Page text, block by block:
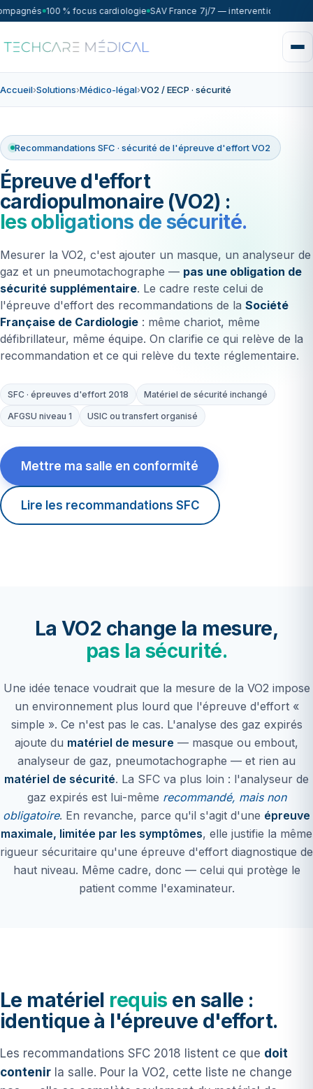
100 % focus cardiologie SAV France 7j/7 — intervention sous
Accueil›Solutions›Médico-légal›VO2 / EECP · sécurité
Recommandations SFC · sécurité de l'épreuve d'effort VO2
Épreuve d'effort
cardiopulmonaire (VO2) :
les obligations de sécurité.
Mesurer la VO2, c'est ajouter un masque, un analyseur de
gaz et un pneumotachographe — pas une obligation de
sécurité supplémentaire. Le cadre reste celui de
l'épreuve d'effort des recommandations de la Société
Française de Cardiologie : même chariot, même
défibrillateur, même équipe. On clarifie ce qui relève de la
recommandation et ce qui relève du texte réglementaire.
SFC · épreuves d'effort 2018 Matériel de sécurité inchangé
AFGSU niveau 1 USIC ou transfert organisé
Mettre ma salle en conformité
Lire les recommandations SFC
La VO2 change la mesure,
pas la sécurité.
Une idée tenace voudrait que la mesure de la VO2 impose
un environnement plus lourd que l'épreuve d'effort «
simple ». Ce n'est pas le cas. L'analyse des gaz expirés
ajoute du matériel de mesure — masque ou embout,
analyseur de gaz, pneumotachographe — et rien au
matériel de sécurité. La SFC va plus loin : l'analyseur de
gaz expirés est lui-même recommandé, mais non
obligatoire. En revanche, parce qu'il s'agit d'une épreuve
maximale, limitée par les symptômes, elle justifie la même
rigueur sécuritaire qu'une épreuve d'effort diagnostique de
haut niveau. Même cadre, donc — celui qui protège le
patient comme l'examinateur.
Le matériel requisen salle :
identique à l'épreuve d'effort.
Les recommandations SFC 2018 listent ce que doit
contenir la salle. Pour la VO2, cette liste ne change